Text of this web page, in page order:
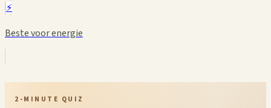
⚡
Beste voor energie
2-MINUTE QUIZ